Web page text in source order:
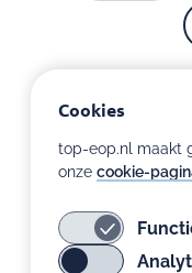
Cookies
top-eop.nl maakt
onze cookie-